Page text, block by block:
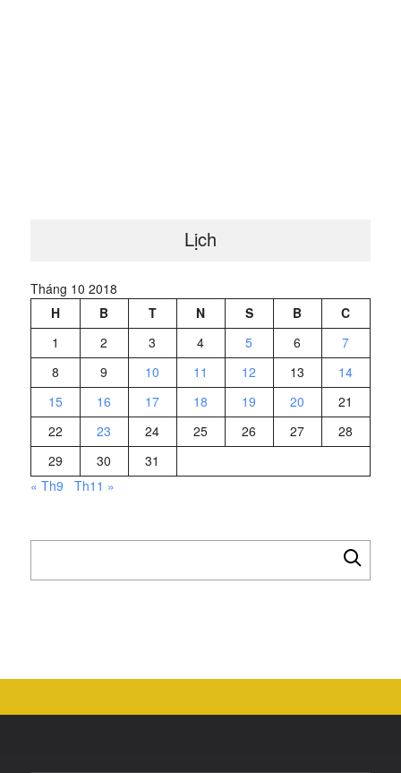
Lịch
Tháng 10 2018
H
B T N S B
C
1
2 3 4 5 6
7
8
9 10 11 12 13
14
15
16 17 18 19 20
21
22
23 24 25 26 27
28
29
30
31
« Th9
Th11 »
cho: